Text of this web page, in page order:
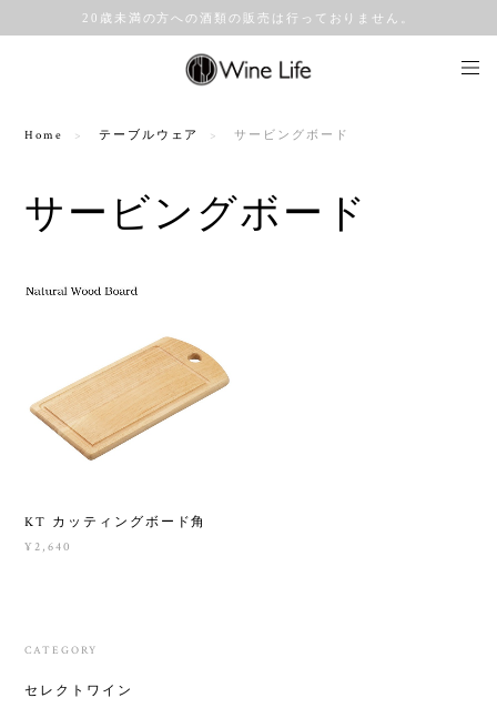
20歳未満の方への酒類の販売は行っておりません。
Home テーブルウェア サービングボード
サービングボード
KT カッティングボード角
¥2,640
CATEGORY
セレクトワイン